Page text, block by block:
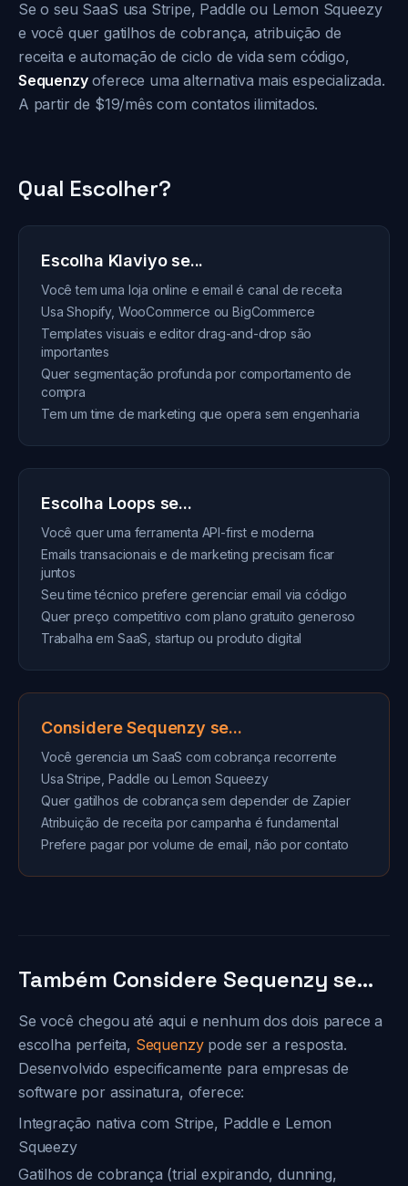
Se o seu SaaS usa Stripe, Paddle ou Lemon Squeezy
e você quer gatilhos de cobrança, atribuição de
receita e automação de ciclo de vida sem código,
Sequenzyoferece uma alternativa mais especializada.
A partir de $19/mês com contatos ilimitados.
Qual Escolher?
Escolha Klaviyo se...
Você tem uma loja online e email é canal de receita
Usa Shopify, WooCommerce ou BigCommerce
Templates visuais e editor drag-and-drop são
importantes
Quer segmentação profunda por comportamento de
compra
Tem um time de marketing que opera sem engenharia
Escolha Loops se...
Você quer uma ferramenta API-first e moderna
Emails transacionais e de marketing precisam ficar
juntos
Seu time técnico prefere gerenciar email via código
Quer preço competitivo com plano gratuito generoso
Trabalha em SaaS, startup ou produto digital
Considere Sequenzy se...
Você gerencia um SaaS com cobrança recorrente
Usa Stripe, Paddle ou Lemon Squeezy
Quer gatilhos de cobrança sem depender de Zapier
Atribuição de receita por campanha é fundamental
Prefere pagar por volume de email, não por contato
Também Considere Sequenzy se...
Se você chegou até aqui e nenhum dos dois parece a
escolha perfeita, Sequenzypode ser a resposta.
Desenvolvido especificamente para empresas de
software por assinatura, oferece:
Integração nativa com Stripe, Paddle e Lemon
Squeezy
Gatilhos de cobrança (trial expirando, dunning,